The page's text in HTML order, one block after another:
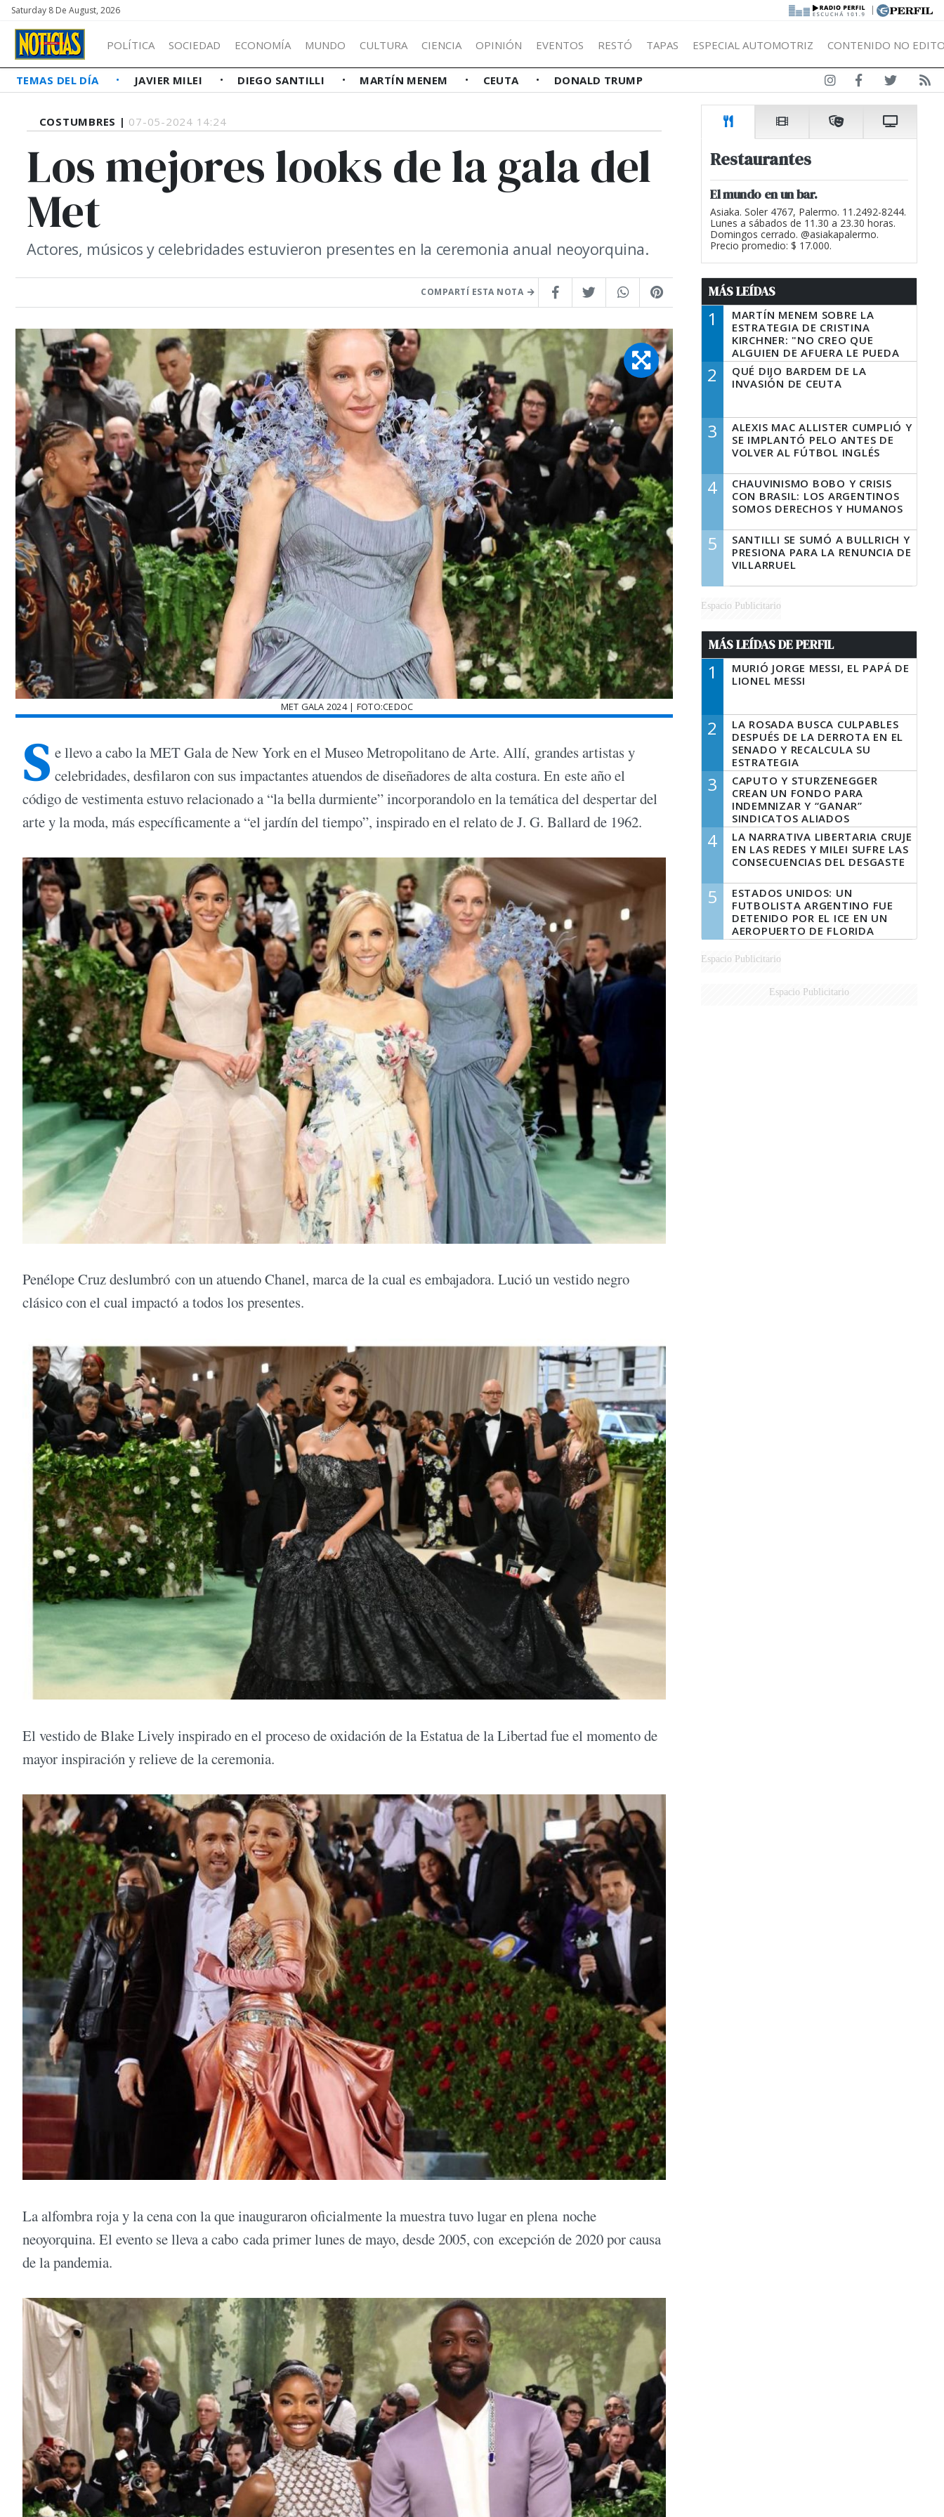
Saturday 8 De August, 2026 |
POLÍTICA SOCIEDAD ECONOMÍA MUNDO CULTURA CIENCIA OPINIÓN EVENTOS RESTÓ TAPAS ESPECIAL AUTOMOTRIZ CONTENIDO NO
TEMAS DEL DÍA JAVIER MILEI DIEGO SANTILLI MARTÍN MENEM CEUTA DONALD TRUMP
COSTUMBRES | 07-05-2024 14:24
Los mejores looks de la gala del
Met
Actores, músicos y celebridades estuvieron presentes en la ceremonia anual neoyorquina.
COMPARTÍ ESTA NOTA
MET GALA 2024 | FOTO:CEDOC
S e llevo a cabo la MET Gala de New York en el Museo Metropolitano de Arte. Allí, grandes artistas y
celebridades, desfilaron con sus impactantes atuendos de diseñadores de alta costura. En este año el
código de vestimenta estuvo relacionado a “la bella durmiente” incorporandolo en la temática del despertar del
arte y la moda, más específicamente a “el jardín del tiempo”, inspirado en el relato de J. G. Ballard de 1962.
Penélope Cruz deslumbró con un atuendo Chanel, marca de la cual es embajadora. Lució un vestido negro
clásico con el cual impactó a todos los presentes.
El vestido de Blake Lively inspirado en el proceso de oxidación de la Estatua de la Libertad fue el momento de
mayor inspiración y relieve de la ceremonia.
La alfombra roja y la cena con la que inauguraron oficialmente la muestra tuvo lugar en plena noche
neoyorquina. El evento se lleva a cabo cada primer lunes de mayo, desde 2005, con excepción de 2020 por causa
de la pandemia.
Restaurantes
El mundo en un bar.
Asiaka. Soler 4767, Palermo. 11.2492-8244.
Lunes a sábados de 11.30 a 23.30 horas.
Domingos cerrado. @asiakapalermo.
Precio promedio: $ 17.000.
MÁS LEÍDAS
1
MARTÍN MENEM SOBRE LA
ESTRATEGIA DE CRISTINA
KIRCHNER: "NO CREO QUE
ALGUIEN DE AFUERA LE PUEDA
DECIR A LA JUSTICIA LO QUE
TIENE QUE HACER"
2
QUÉ DIJO BARDEM DE LA
INVASIÓN DE CEUTA
3
ALEXIS MAC ALLISTER CUMPLIÓ Y
SE IMPLANTÓ PELO ANTES DE
VOLVER AL FÚTBOL INGLÉS
4
CHAUVINISMO BOBO Y CRISIS
CON BRASIL: LOS ARGENTINOS
SOMOS DERECHOS Y HUMANOS
5
SANTILLI SE SUMÓ A BULLRICH Y
PRESIONA PARA LA RENUNCIA DE
VILLARRUEL
Espacio Publicitario
MÁS LEÍDAS DE PERFIL
1
MURIÓ JORGE MESSI, EL PAPÁ DE
LIONEL MESSI
2
LA ROSADA BUSCA CULPABLES
DESPUÉS DE LA DERROTA EN EL
SENADO Y RECALCULA SU
ESTRATEGIA
3
CAPUTO Y STURZENEGGER
CREAN UN FONDO PARA
INDEMNIZAR Y “GANAR”
SINDICATOS ALIADOS
4
LA NARRATIVA LIBERTARIA CRUJE
EN LAS REDES Y MILEI SUFRE LAS
CONSECUENCIAS DEL DESGASTE
5
ESTADOS UNIDOS: UN
FUTBOLISTA ARGENTINO FUE
DETENIDO POR EL ICE EN UN
AEROPUERTO DE FLORIDA
Espacio Publicitario
Espacio Publicitario